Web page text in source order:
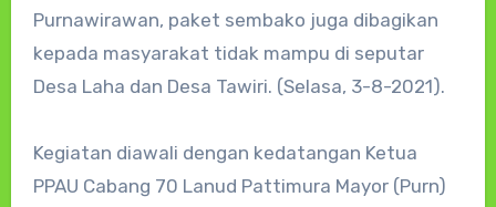
Purnawirawan, paket sembako juga dibagikan
kepada masyarakat tidak mampu di seputar
Desa Laha dan Desa Tawiri. (Selasa, 3-8-2021).
Kegiatan diawali dengan kedatangan Ketua
PPAU Cabang 70 Lanud Pattimura Mayor (Purn)